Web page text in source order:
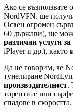
Ако се възползвате
NordVPN, ще
Освен огромен
60 държави), ще
различни услуги
iPlayer и др.), както
Да не говорим, че
тунелиране
производителност.
торентите или
спадове в скоростта.